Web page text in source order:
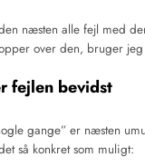
næsten alle fejl med
over den, bruger
fejlen bevidst
gange” er næsten
så konkret som muligt: